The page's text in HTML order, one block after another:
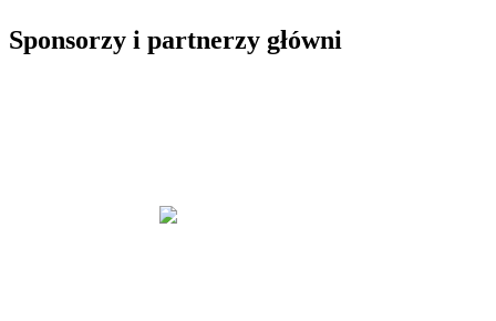
Sponsorzy i partnerzy główni